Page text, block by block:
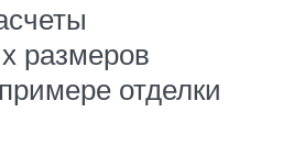
размеров
отделки